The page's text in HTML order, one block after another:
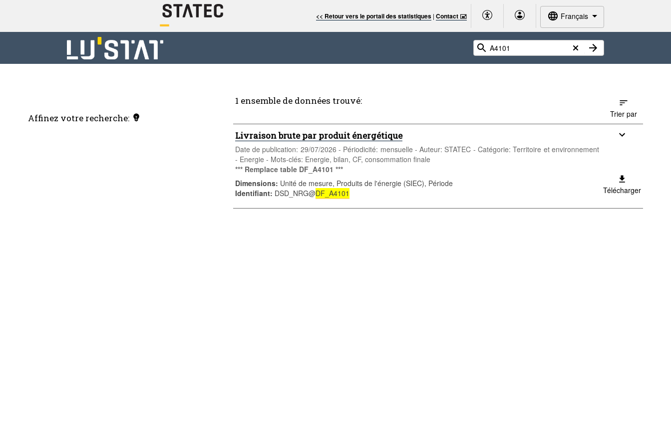
<< Retour vers le portail des statistiques |Contact 🖃 Français
Affinez votre recherche:
1 ensemble de données trouvé:
Trier par
Livraison brute par produit énergétique
Date de publication: 29/07/2026 - Périodicité: mensuelle - Auteur: STATEC - Catégorie: Territoire et environnement
- Energie - Mots-clés: Energie, bilan, CF, consommation finale
*** Remplace table DF_A4101 ***
Dimensions: Unité de mesure, Produits de l'énergie (SIEC), Période
Identifiant: DSD_NRG@DF_A4101 Télécharger